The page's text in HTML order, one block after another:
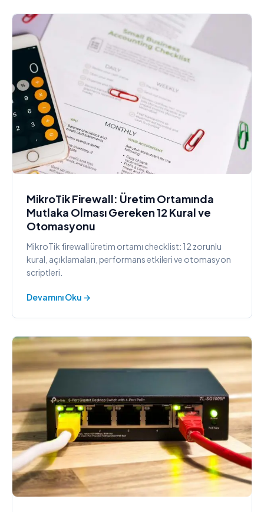
MikroTik Firewall: Üretim Ortamında
Mutlaka Olması Gereken 12 Kural ve
Otomasyonu
MikroTik firewall üretim ortamı checklist: 12 zorunlu
kural, açıklamaları, performans etkileri ve otomasyon
scriptleri.
Devamını Oku →